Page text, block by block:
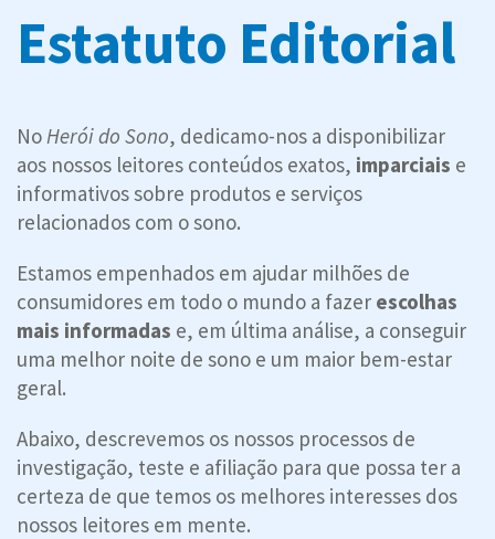
Estatuto Editorial
NoHerói do Sono, dedicamo-nos a disponibilizar
aos nossos leitores conteúdos exatos, imparciais e
informativos sobre produtos e serviços
relacionados com o sono.
Estamos empenhados em ajudar milhões de
consumidores em todo o mundo a fazer escolhas
mais informadas e, em última análise, a conseguir
uma melhor noite de sono e um maior bem-estar
geral.
Abaixo, descrevemos os nossos processos de
investigação, teste e afiliação para que possa ter a
certeza de que temos os melhores interesses dos
nossos leitores em mente.